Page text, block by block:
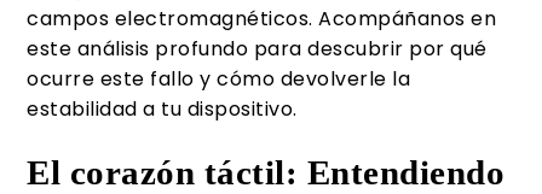
campos electromagnéticos. Acompáñanos en
este análisis profundo para descubrir por qué
ocurre este fallo y cómo devolverle la
estabilidad a tu dispositivo.
El corazón táctil: Entendiendo